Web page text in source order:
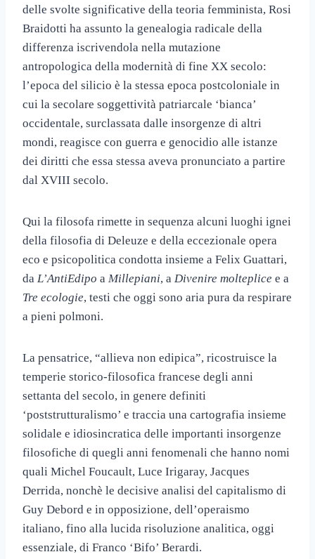
delle svolte significative della teoria femminista, Rosi
Braidotti ha assunto la genealogia radicale della
differenza iscrivendola nella mutazione
antropologica della modernità di fine XX secolo:
l’epoca del silicio è la stessa epoca postcoloniale in
cui la secolare soggettività patriarcale ‘bianca’
occidentale, surclassata dalle insorgenze di altri
mondi, reagisce con guerra e genocidio alle istanze
dei diritti che essa stessa aveva pronunciato a partire
dal XVIII secolo.
Qui la filosofa rimette in sequenza alcuni luoghi ignei
della filosofia di Deleuze e della eccezionale opera
eco e psicopolitica condotta insieme a Felix Guattari,
da L’AntiEdipo a Millepiani, a Divenire molteplice e a
Tre ecologie, testi che oggi sono aria pura da respirare
a pieni polmoni.
La pensatrice, “allieva non edipica”, ricostruisce la
temperie storico-filosofica francese degli anni
settanta del secolo, in genere definiti
‘poststrutturalismo’ e traccia una cartografia insieme
solidale e idiosincratica delle importanti insorgenze
filosofiche di quegli anni fenomenali che hanno nomi
quali Michel Foucault, Luce Irigaray, Jacques
Derrida, nonchè le decisive analisi del capitalismo di
Guy Debord e in opposizione, dell’operaismo
italiano, fino alla lucida risoluzione analitica, oggi
essenziale, di Franco ‘Bifo’ Berardi.